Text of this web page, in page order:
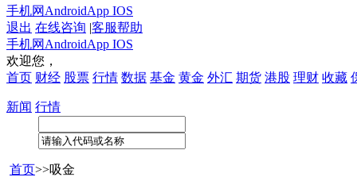
手机网 AndroidApp IOS
退出 在线咨询 |客服帮助
手机网 AndroidApp IOS
欢迎您，
首页 财经 股票 行情 数据 基金 黄金 外汇 期货 港股 理财 收藏
新闻 行情
首页>>吸金